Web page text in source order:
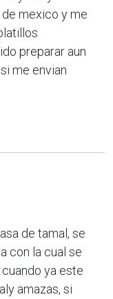
mexico y me
preparar aun
me envian
de tamal, se
con la cual se
ya este
amazas, si